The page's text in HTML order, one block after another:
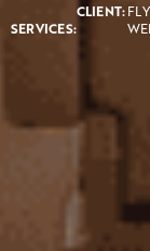
CLIENT:
SERVICES: